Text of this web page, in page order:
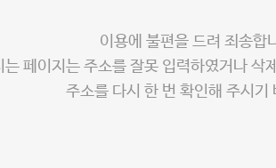
이용에 불편을 드려 죄송합
는 페이지는 주소를 잘못 입력하였거나 삭
주소를 다시 한 번 확인해 주시기